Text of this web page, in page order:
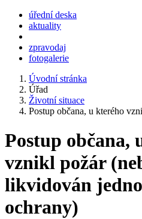
úřední deska
aktuality
zpravodaj
fotogalerie
Úvodní stránka
Úřad
Životní situace
Postup občana, u kterého
Postup občana,
vznikl požár
likvidován
ochrany)